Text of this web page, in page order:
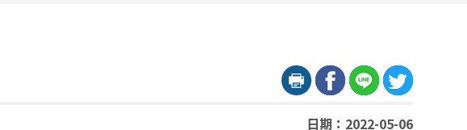
日期：2022-05-06